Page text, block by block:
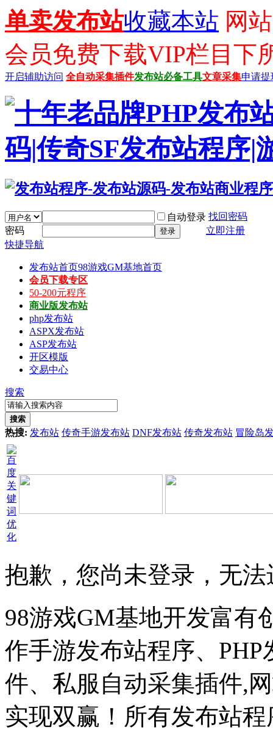
单卖发布站收藏本站 网
会员免费下载VIP栏目下
开启辅助访问 全自动采集插件发布站必备工具文章采集申请提
自动登录 找回密码
密码
登录
立即注册
快捷导航
发布站首页98游戏GM基地首页
会员下载专区
50-200元程序
商业版发布站
php发布站
ASPX发布站
ASP发布站
开区模版
交易中心
搜索
搜索
热搜: 发布站 传奇手游发布站 DNF发布站 传奇发布站 冒险岛
抱歉，您尚未登录，无
98游戏GM基地开发富有
作手游发布站程序、
件、私服自动采集插件,
实现双赢！所有发布站